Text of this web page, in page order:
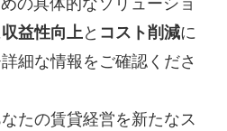
の具体的なソリューショ
収益性向上と コスト削減に
細な情報をご確認くださ
たの賃貸経営を新たなス